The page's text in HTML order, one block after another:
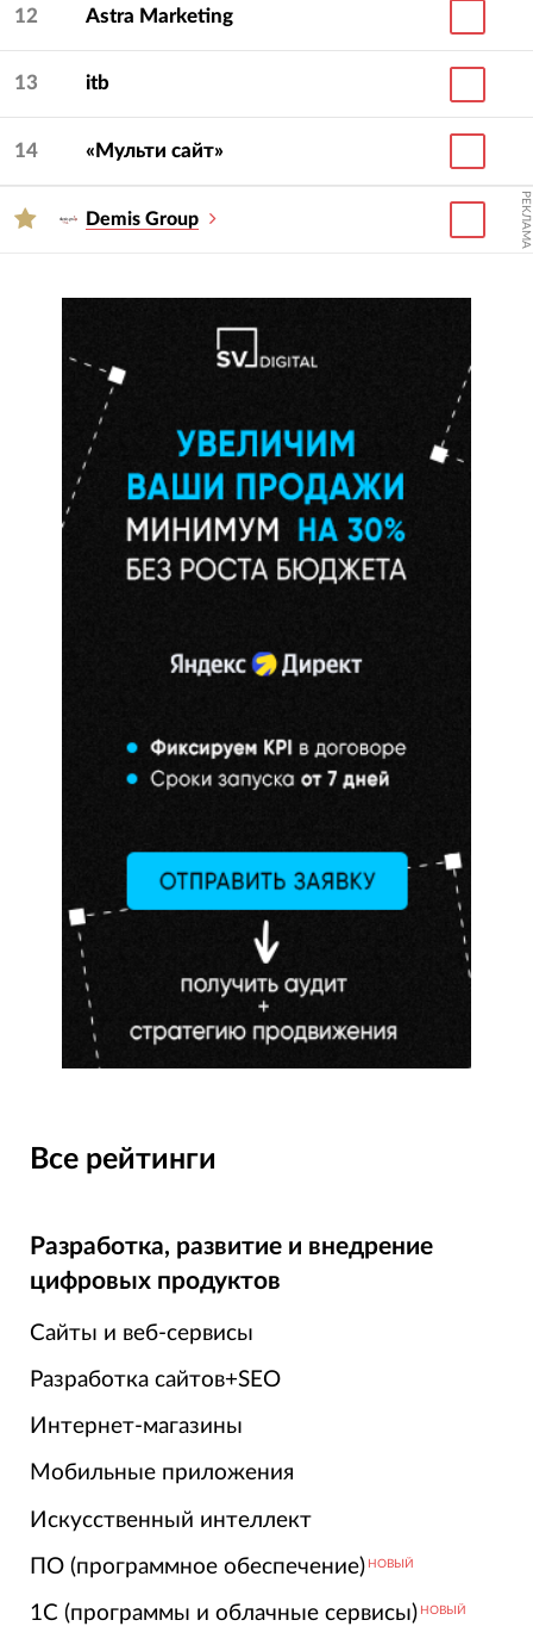
12 Astra Marketing
13 itb
14 «Мульти сайт»
Demis Group РЕКЛАМА
Все рейтинги
Разработка, развитие и внедрение
цифровых продуктов
Сайты и веб-сервисы
Разработка сайтов+SEO
Интернет-магазины
Мобильные приложения
Искусственный интеллект
ПО (программное обеспечение) НОВЫЙ
1С (программы и облачные сервисы) НОВЫЙ